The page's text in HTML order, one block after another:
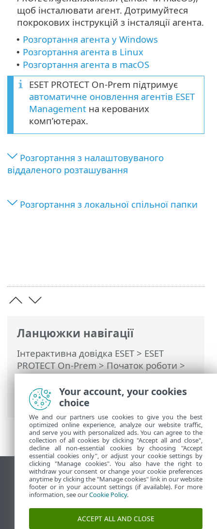
Ланцюжки навігації
Інтерактивна довідка ESET> ESET
PROTECT On-Prem>Початок роботи>
ESET Management Pозгорнути агент>
Локальне розгортання> Створення
інсталятора сценарію агента
щоб інсталювати агент. Дотримуйтеся
покрокових інструкцій з інсталяції агента.
• Розгортання агента у Windows
• Розгортання агента в Linux
• Розгортання агента в macOS
ESET PROTECT On-Prem підтримує
автоматичне оновлення агентів ESET
Management на керованих
комп’ютерах.
Розгортання з налаштовуваного
віддаленого розташування
Розгортання з локальної спільної папки
Переглянути повну версію
End of Life
База знань ESET
Форум ESET
ESET Status Portal
Your account, your cookies
choice
We and our partners use cookies to give you the best
optimized online experience, analyze our website traffic,
and serve you with personalized ads. You can agree to the
collection of all cookies by clicking "Accept all and close",
decline all non-essential cookies by choosing "Accept
essential cookies only", or adjust your cookie settings by
clicking "Manage cookies". You also have the right to
withdraw your consent or change your cookie preferences
anytime by clicking the "Manage cookies" link in our website
footer or in your account settings (if available). For more
information, see ourCookie Policy.
ACCEPT ALL AND CLOSE